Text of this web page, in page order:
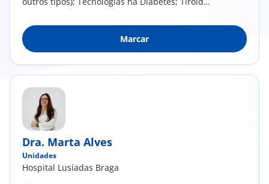
Secundárias a Terapêuticas; Excesso de
Peso/Obesidade
Marcar
Dra. Marta Alves
Unidades
Hospital Lusíadas Braga